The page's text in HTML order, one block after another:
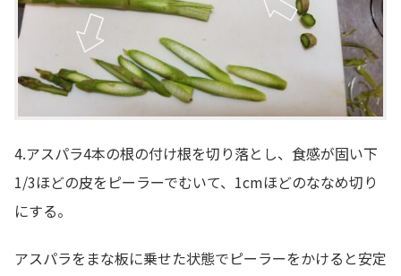
4.アスパラ4本の根の付け根を切り落とし、食感が固い下
1/3ほどの皮をピーラーでむいて、1cmほどのななめ切り
にする。
アスパラをまな板に乗せた状態でピーラーをかけると安定